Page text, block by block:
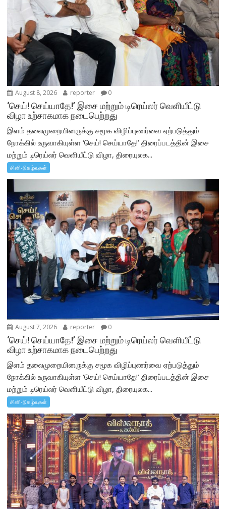
August 8, 2026 reporter 0
‘செய்! செய்யாதே!’ இசை மற்றும் டிரெய்லர் வெளியீட்டு
விழா உற்சாகமாக நடைபெற்றது
இளம் தலைமுறையினருக்கு சமூக விழிப்புணர்வை ஏற்படுத்தும்
நோக்கில் உருவாகியுள்ள ‘செய்! செய்யாதே!’ திரைப்படத்தின் இசை
மற்றும் டிரெய்லர் வெளியீட்டு விழா, திரையுலக...
சினி-நிகழ்வுகள்
August 7, 2026 reporter 0
‘செய்! செய்யாதே!’ இசை மற்றும் டிரெய்லர் வெளியீட்டு
விழா உற்சாகமாக நடைபெற்றது
இளம் தலைமுறையினருக்கு சமூக விழிப்புணர்வை ஏற்படுத்தும்
நோக்கில் உருவாகியுள்ள ‘செய்! செய்யாதே!’ திரைப்படத்தின் இசை
மற்றும் டிரெய்லர் வெளியீட்டு விழா, திரையுலக...
சினி-நிகழ்வுகள்